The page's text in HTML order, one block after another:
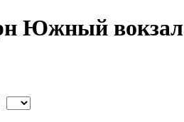
Южный вокзал